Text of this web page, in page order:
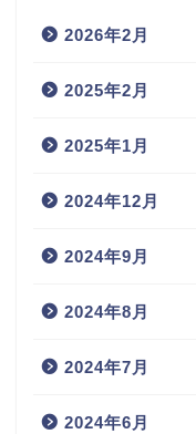
2026年2月
2025年2月
2025年1月
2024年12月
2024年9月
2024年8月
2024年7月
2024年6月